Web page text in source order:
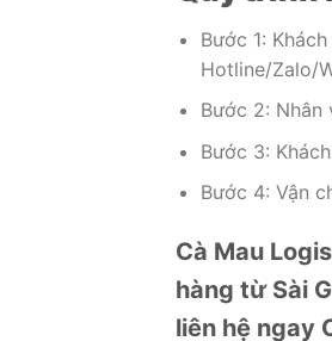
Bước 1:
Hotline/Zalo/
Bước 2:
Bước 3:
Bước 4: Vận
Cà Mau
hàng từ Sài
liên hệ ngay